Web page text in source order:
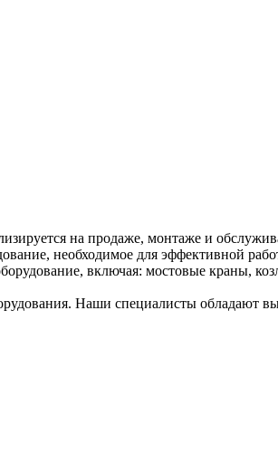
на продаже, монтаже и
необходимое для эффективной
включая: мостовые краны,
Наши специалисты обладают